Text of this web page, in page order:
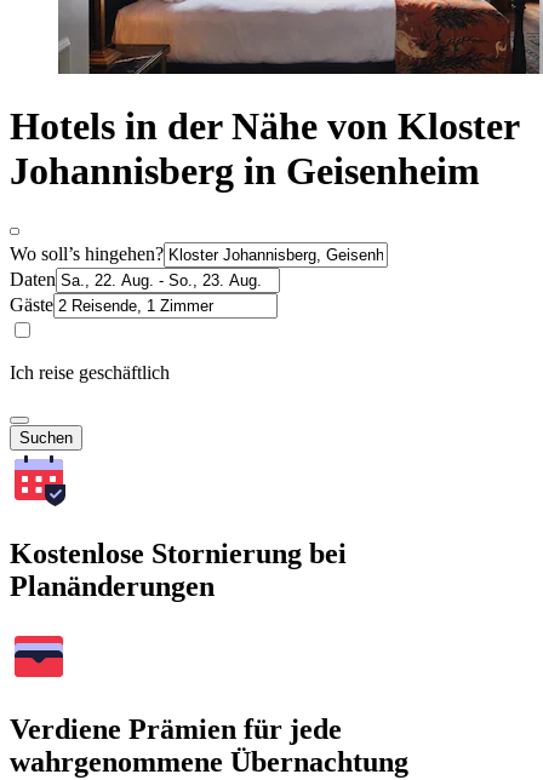
Hotels in der Nähe von Kloster
Johannisberg in Geisenheim
Wo soll’s hingehen?
Daten
Gäste
Ich reise geschäftlich
Suchen
Kostenlose Stornierung bei
Planänderungen
Verdiene Prämien für jede
wahrgenommene Übernachtung